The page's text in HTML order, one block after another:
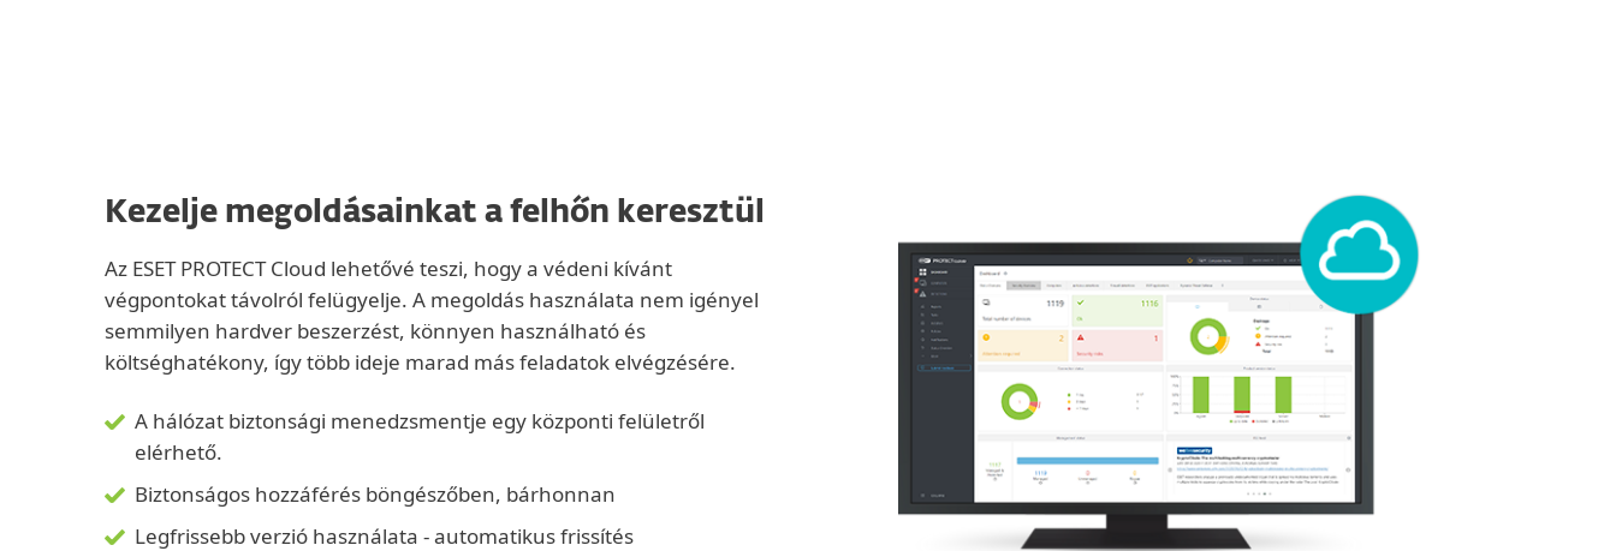
Kezelje megoldásainkat a felhőn keresztül
Az ESET PROTECT Cloud lehetővé teszi, hogy a védeni kívánt
végpontokat távolról felügyelje. A megoldás használata nem igényel
semmilyen hardver beszerzést, könnyen használható és
költséghatékony, így több ideje marad más feladatok elvégzésére.
A hálózat biztonsági menedzsmentje egy központi felületről
elérhető.
Biztonságos hozzáférés böngészőben, bárhonnan
Legfrissebb verzió használata - automatikus frissítés